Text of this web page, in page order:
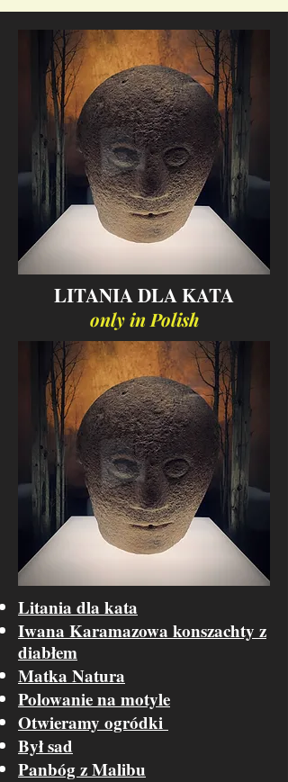
LITANIA DLA KATA
only in Polish
Litania dla kata
Iwana Karamazowa konszachty z
diabłem
Matka Natura
Polowanie na motyle
Otwieramy ogródki
Był sad
Panbóg z Malibu